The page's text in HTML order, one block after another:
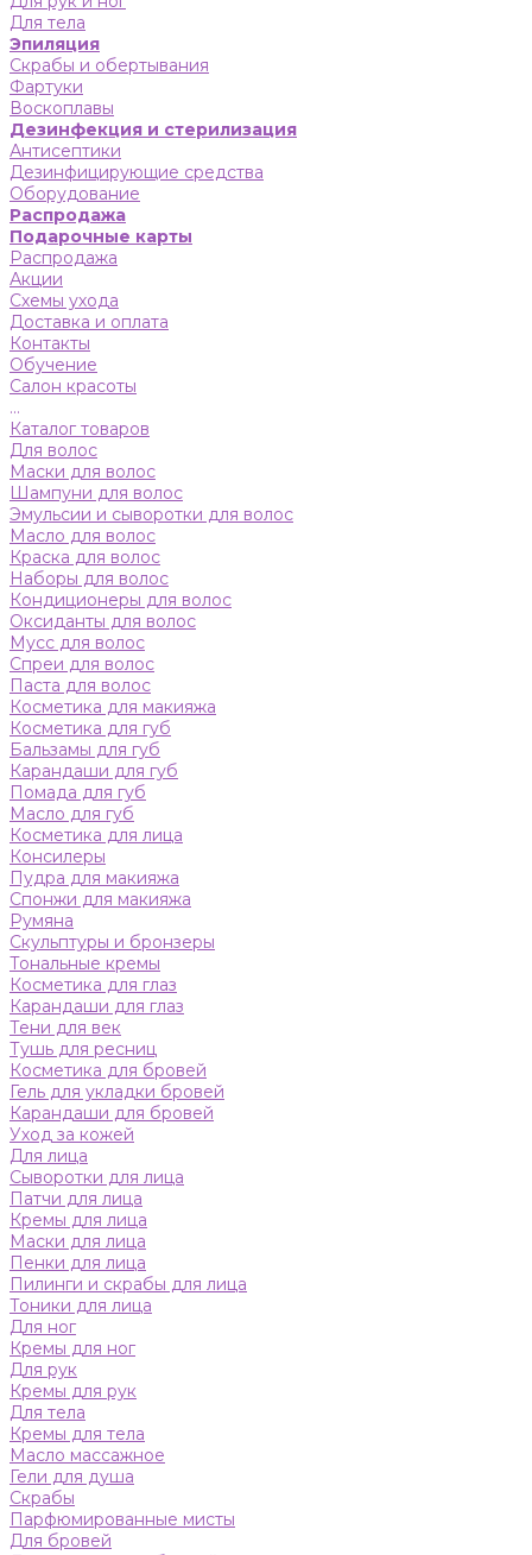
Для тела
Эпиляция
Скрабы и обертывания
Фартуки
Воскоплавы
Дезинфекция и стерилизация
Антисептики
Дезинфицирующие средства
Оборудование
Распродажа
Подарочные карты
Распродажа
Акции
Схемы ухода
Доставка и оплата
Контакты
Обучение
Салон красоты
...
Каталог товаров
Для волос
Маски для волос
Шампуни для волос
Эмульсии и сыворотки для волос
Масло для волос
Краска для волос
Наборы для волос
Кондиционеры для волос
Оксиданты для волос
Мусс для волос
Спреи для волос
Паста для волос
Косметика для макияжа
Косметика для губ
Бальзамы для губ
Карандаши для губ
Помада для губ
Масло для губ
Косметика для лица
Консилеры
Пудра для макияжа
Спонжи для макияжа
Румяна
Скульптуры и бронзеры
Тональные кремы
Косметика для глаз
Карандаши для глаз
Тени для век
Тушь для ресниц
Косметика для бровей
Гель для укладки бровей
Карандаши для бровей
Уход за кожей
Для лица
Сыворотки для лица
Патчи для лица
Кремы для лица
Маски для лица
Пенки для лица
Пилинги и скрабы для лица
Тоники для лица
Для ног
Кремы для ног
Для рук
Кремы для рук
Для тела
Кремы для тела
Масло массажное
Гели для душа
Скрабы
Парфюмированные мисты
Для бровей